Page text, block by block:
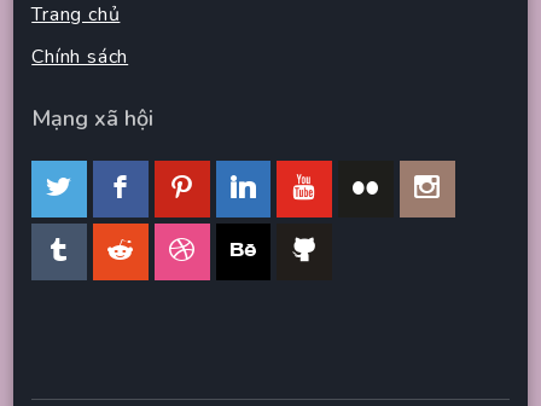
Trang chủ
Chính sách
Mạng xã hội